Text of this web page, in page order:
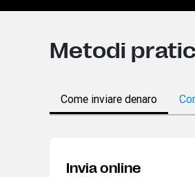
Metodi
Come inviare denaro
Invia online